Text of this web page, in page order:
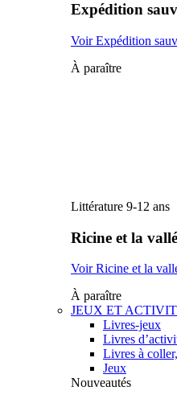
Expédition
Voir Expédition
À paraître
Littérature 9-12 ans
Ricine et la
Voir Ricine et la
À paraître
JEUX ET
Livres-jeux
Livres
Livres à
Jeux
Nouveautés